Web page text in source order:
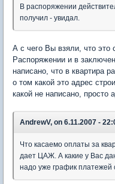
В распоряжении
получил - увидал.
А с чего Вы взяли, что это
Распоряжении и в
написано, что в квартира
о том какой это адрес
какой не написано, просто
AndrewV, on 6.11.2007 -
Что касаемо оплаты за
дает ЦАЖ. А какие у Вас
надо уже график платежей